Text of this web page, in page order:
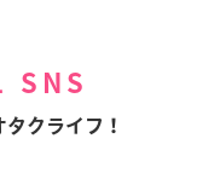
SNS
クライフ！